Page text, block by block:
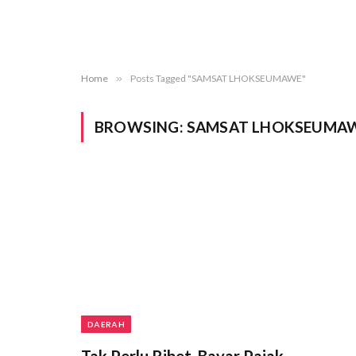
Home » Posts Tagged "SAMSAT LHOKSEUMAWE"
BROWSING: SAMSAT
DAERAH